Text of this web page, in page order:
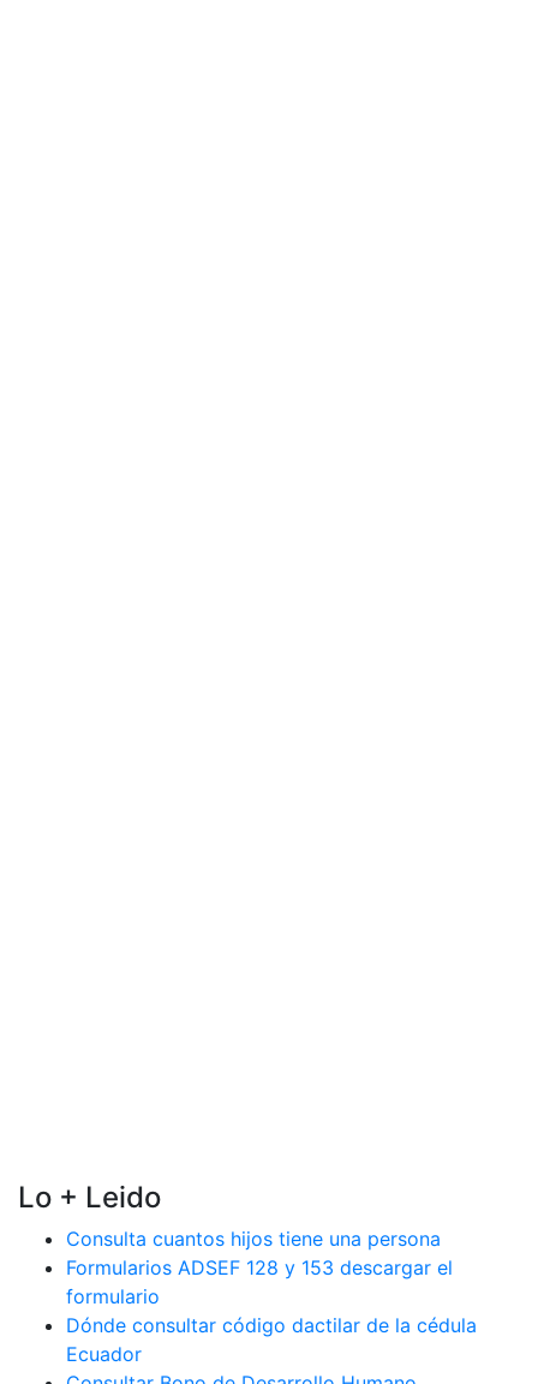
Lo + Leido
Consulta cuantos hijos tiene una persona
Formularios ADSEF 128 y 153 descargar el
formulario
Dónde consultar código dactilar de la cédula
Ecuador